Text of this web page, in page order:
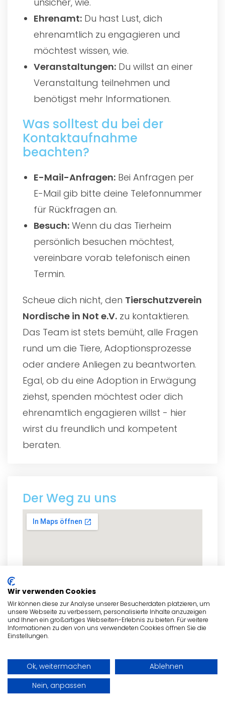
Ehrenamt: Du hast Lust, dich
ehrenamtlich zu engagieren und
möchtest wissen, wie.
Veranstaltungen: Du willst an einer
Veranstaltung teilnehmen und
benötigst mehr Informationen.
Was solltest du bei der
Kontaktaufnahme
beachten?
E-Mail-Anfragen: Bei Anfragen per
E-Mail gib bitte deine Telefonnummer
für Rückfragen an.
Besuch: Wenn du das Tierheim
persönlich besuchen möchtest,
vereinbare vorab telefonisch einen
Termin.
Scheue dich nicht, den Tierschutzverein
Nordische in Not e.V. zu kontaktieren.
Das Team ist stets bemüht, alle Fragen
rund um die Tiere, Adoptionsprozesse
oder andere Anliegen zu beantworten.
Egal, ob du eine Adoption in Erwägung
ziehst, spenden möchtest oder dich
ehrenamtlich engagieren willst - hier
wirst du freundlich und kompetent
beraten.
Der Weg zu uns
zum Routenplaner
Wir verwenden Cookies
Wir können diese zur Analyse unserer Besucherdaten platzieren, um
unsere Webseite zu verbessern, personalisierte Inhalte anzuzeigen
und Ihnen ein großartiges Webseiten-Erlebnis zu bieten. Für weitere
Informationen zu den von uns verwendeten Cookies öffnen Sie die
Einstellungen.
Ok, weitermachen
Ablehnen
Nein, anpassen